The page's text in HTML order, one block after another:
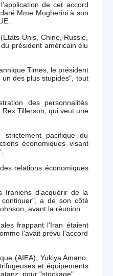
de cet accord
Mme Mogherini à son
Unis, Chine, Russie,
président américain élu
Times, le président
des plus stupides", tout
des personnalités
Tillerson, qui veut une
pacifique du
économiques visant
relations économiques
Iraniens d'acquérir de la
a de son côté
avant la réunion.
frappant l'Iran étaient
l'avait prévu l'accord
(AIEA), Yukiya Amano,
et équipements
pour "stockage".